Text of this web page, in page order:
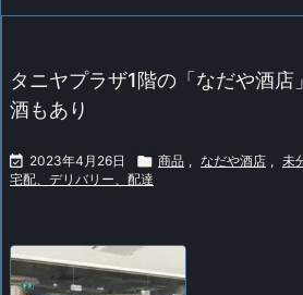
タニヤプラザ1階の「なだや酒店
酒もあり
 2023年4月26日  商品 , なだや酒店 , 未
宅配、デリバリー、配達